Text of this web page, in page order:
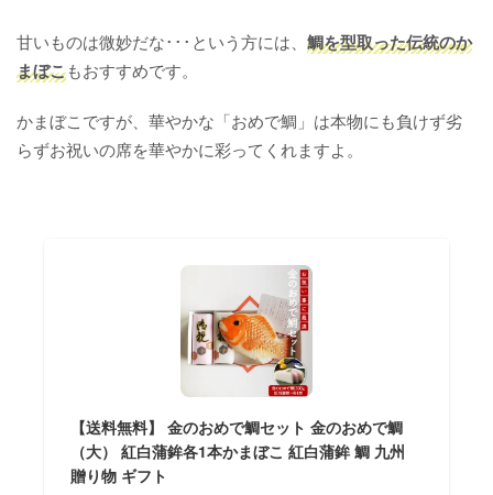
甘いものは微妙だな･･･という方には、 鯛を型取った伝統のか
まぼこもおすすめです。
かまぼこですが、華やかな「おめで鯛」は本物にも負けず劣
らずお祝いの席を華やかに彩ってくれますよ。
【送料無料】 金のおめで鯛セット 金のおめで鯛
（大） 紅白蒲鉾各1本かまぼこ 紅白蒲鉾 鯛 九州
贈り物 ギフト